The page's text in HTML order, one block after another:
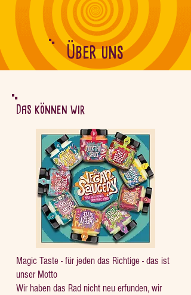
Über uns
Das können wir
Magic Taste - für jeden das Richtige - das ist
unser Motto
Wir haben das Rad nicht neu erfunden, wir